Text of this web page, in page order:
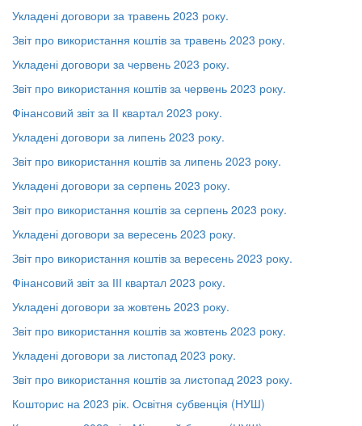
Укладені договори за травень 2023 року.
Звіт про використання коштів за травень 2023 року.
Укладені договори за червень 2023 року.
Звіт про використання коштів за червень 2023 року.
Фінансовий звіт за ІІ квартал 2023 року.
Укладені договори за липень 2023 року.
Звіт про використання коштів за липень 2023 року.
Укладені договори за серпень 2023 року.
Звіт про використання коштів за серпень 2023 року.
Укладені договори за вересень 2023 року.
Звіт про використання коштів за вересень 2023 року.
Фінансовий звіт за ІІІ квартал 2023 року.
Укладені договори за жовтень 2023 року.
Звіт про використання коштів за жовтень 2023 року.
Укладені договори за листопад 2023 року.
Звіт про використання коштів за листопад 2023 року.
Кошторис на 2023 рік. Освітня субвенція (НУШ)